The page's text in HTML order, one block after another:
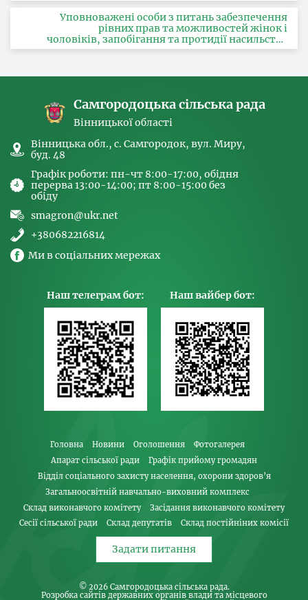
Уповноважені особи з питань забезпечення
рівних прав та можливостей жінок і
чоловіків, запобігання та протидії насильству
за ознакою статі, з питань здійснення заходів,
Самгородоцька сільська рада
Вінницької області
Вінницька обл., с. Самгородок, вул. Миру,
буд. 48
Графік роботи: пн-чт 8:00-17:00, обідня
перерва 13:00-14:00; пт 8:00-15:00 без
обіду
smagron@ukr.net
+380682216814
Ми в соціальних мережах
Наш телеграм бот: Наш вайбер бот:
Головна Новини Оголошення
Фотогалерея
Апарат сільської ради
Графік прийому громадян
Відділ соціального захисту населення, охорони здоров’я
Загальноосвітній навчально-виховний комплекс
Склад виконавчого комітету
Засідання виконавчого комітету
Сесії сільської ради
Склад депутатів Склад постійніних комісії
Задати питання
© 2026 Самгородоцька сільська рада.
Розробка сайтів державних органів влади та місцевого